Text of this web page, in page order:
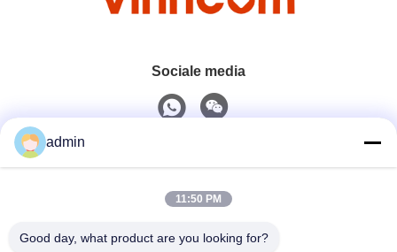
Sociale media
0086-551-65396351
admin
11:50 PM
Good day, what product are you looking for?